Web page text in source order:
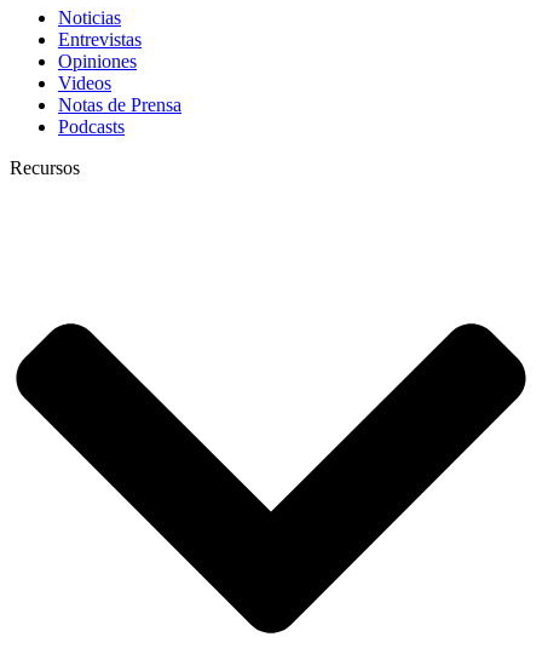
Noticias
Entrevistas
Opiniones
Videos
Notas de Prensa
Podcasts
Recursos